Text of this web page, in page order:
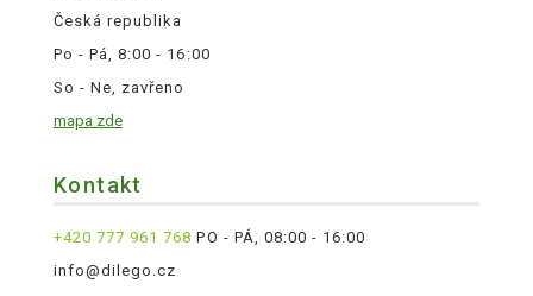
Česká republika
Po - Pá, 8:00 - 16:00
So - Ne, zavřeno
mapa zde
Kontakt
+420 777 961 768 PO - PÁ, 08:00 - 16:00
info@dilego.cz